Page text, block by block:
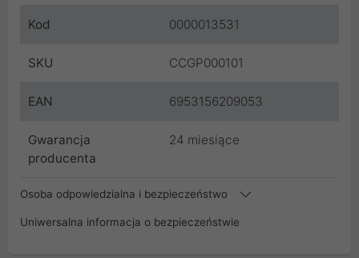
Kod 0000013531
SKU CCGP000101
EAN 6953156209053
Gwarancja
producenta
24 miesiące
Osoba odpowiedzialna i bezpieczeństwo
Uniwersalna informacja o bezpieczeństwie